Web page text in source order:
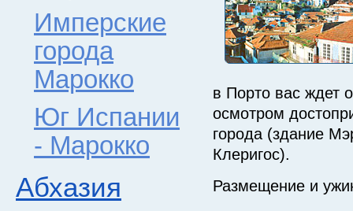
Имперские
города
Марокко
Юг Испании
- Марокко
Абхазия
в Порто вас ждет
осмотром
города (здание
Клеригос).
Размещение и